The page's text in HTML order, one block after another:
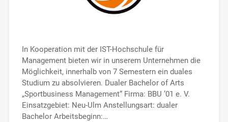
In Kooperation mit der IST-Hochschule für
Management bieten wir in unserem Unternehmen die
Möglichkeit, innerhalb von 7 Semestern ein duales
Studium zu absolvieren. Dualer Bachelor of Arts
„Sportbusiness Management“ Firma: BBU ’01 e. V.
Einsatzgebiet: Neu-Ulm Anstellungsart: dualer
Bachelor Arbeitsbeginn:…